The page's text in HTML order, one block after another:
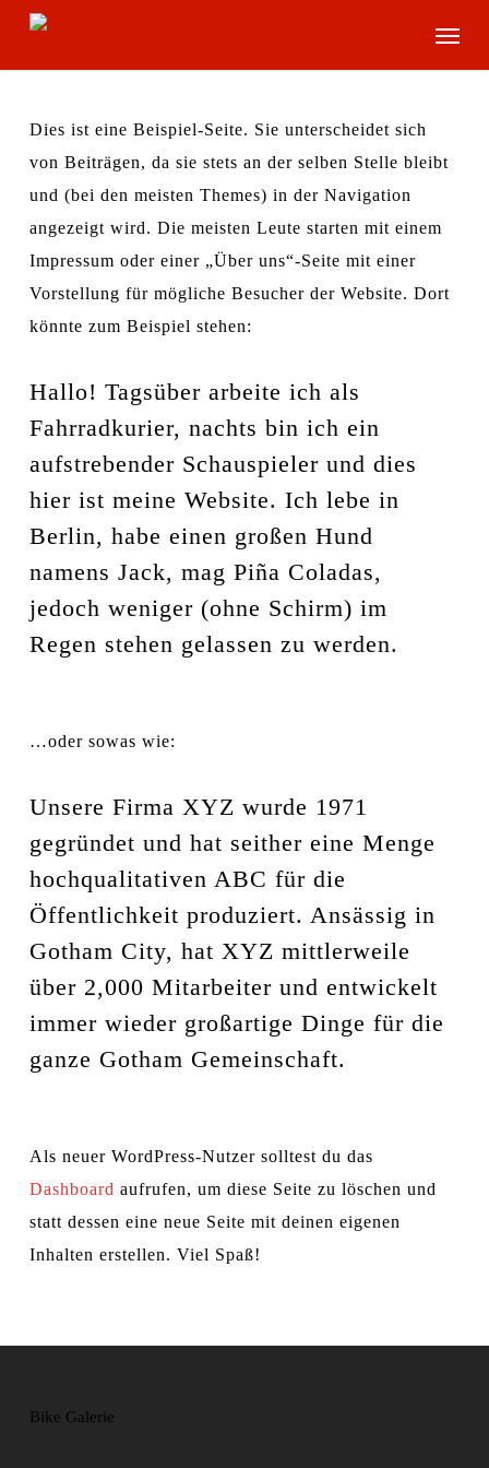
Skip
Menu
Dies ist eine Beispiel-Seite. Sie unterscheidet sich
von Beiträgen, da sie stets an der selben Stelle bleibt
und (bei den meisten Themes) in der Navigation
angezeigt wird. Die meisten Leute starten mit einem
Impressum oder einer „Über uns“-Seite mit einer
Vorstellung für mögliche Besucher der Website. Dort
könnte zum Beispiel stehen:
Hallo! Tagsüber arbeite ich als
Fahrradkurier, nachts bin ich ein
aufstrebender Schauspieler und dies
hier ist meine Website. Ich lebe in
Berlin, habe einen großen Hund
namens Jack, mag Piña Coladas,
jedoch weniger (ohne Schirm) im
Regen stehen gelassen zu werden.
…oder sowas wie:
Unsere Firma XYZ wurde 1971
gegründet und hat seither eine Menge
hochqualitativen ABC für die
Öffentlichkeit produziert. Ansässig in
Gotham City, hat XYZ mittlerweile
über 2,000 Mitarbeiter und entwickelt
immer wieder großartige Dinge für die
ganze Gotham Gemeinschaft.
Als neuer WordPress-Nutzer solltest du das
Dashboard aufrufen, um diese Seite zu löschen und
statt dessen eine neue Seite mit deinen eigenen
Inhalten erstellen. Viel Spaß!
Bike Galerie